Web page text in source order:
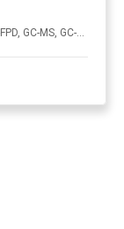
ICP-MS, THA